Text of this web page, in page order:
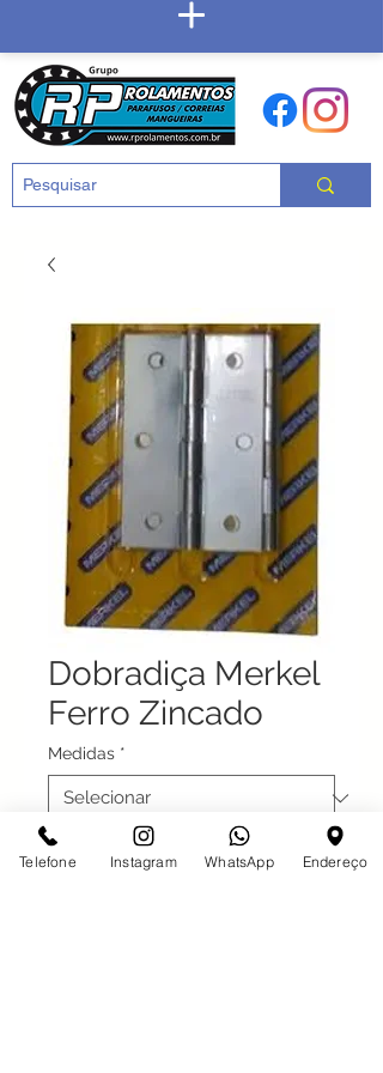
Dobradiça Merkel
Ferro Zincado
Medidas *
3.1/2"
Telefone Instagram WhatsApp Endereço